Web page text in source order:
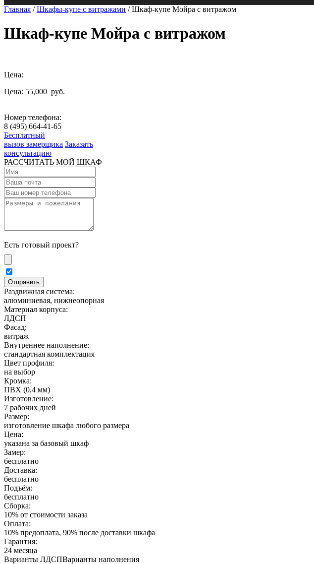
Главная /Шкафы-купе с витражами / Шкаф-купе Мойра с витражом
Шкаф-купе Мойра с витражом
Цена:
Цена: 55,000 руб.
Номер телефона:
8 (495) 664-41-65
Бесплатный
вызов замерщика Заказать
консультацию
РАССЧИТАТЬ МОЙ ШКАФ
Есть готовый проект?
Раздвижная система:
алюминиевая, нижнеопорная
Материал корпуса:
ЛДСП
Фасад:
витраж
Внутреннее наполнение:
стандартная комплектация
Цвет профиля:
на выбор
Кромка:
ПВХ (0,4 мм)
Изготовление:
7 рабочих дней
Размер:
изготовление шкафа любого размера
Цена:
указана за базовый шкаф
Замер:
бесплатно
Доставка:
бесплатно
Подъём:
бесплатно
Сборка:
10% от стоимости заказа
Оплата:
10% предоплата, 90% после доставки шкафа
Гарантия:
24 месяца
Варианты ЛДСПВарианты наполнения